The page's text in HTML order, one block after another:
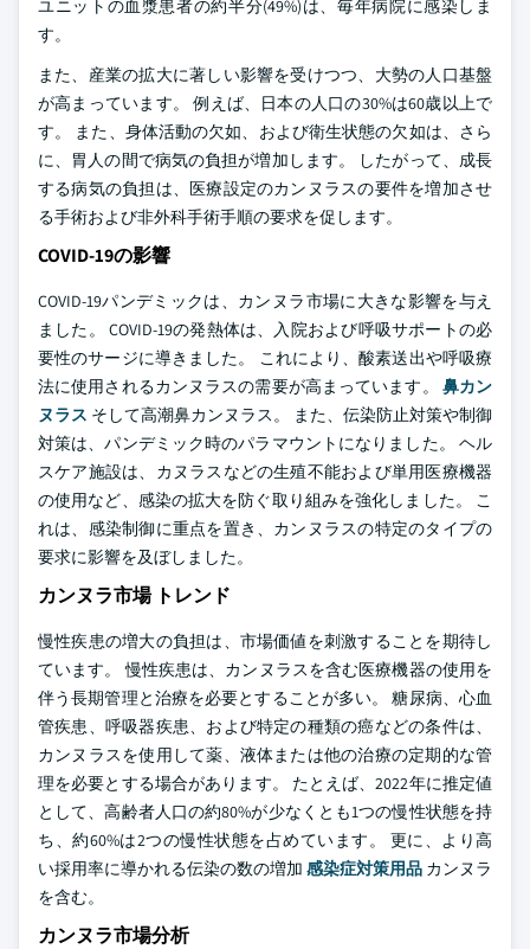
ユニットの血漿患者の約半分(49%)は、毎年病院に感染しま
す。
また、産業の拡大に著しい影響を受けつつ、大勢の人口基盤
が高まっています。 例えば、日本の人口の30%は60歳以上で
す。 また、身体活動の欠如、および衛生状態の欠如は、さら
に、胃人の間で病気の負担が増加します。 したがって、成長
する病気の負担は、医療設定のカンヌラスの要件を増加させ
る手術および非外科手術手順の要求を促します。
COVID-19の影響
COVID-19パンデミックは、カンヌラ市場に大きな影響を与え
ました。 COVID-19の発熱体は、入院および呼吸サポートの必
要性のサージに導きました。 これにより、酸素送出や呼吸療
法に使用されるカンヌラスの需要が高まっています。 鼻カン
ヌラス そして高潮鼻カンヌラス。 また、伝染防止対策や制御
対策は、パンデミック時のパラマウントになりました。 ヘル
スケア施設は、カヌラスなどの生殖不能および単用医療機器
の使用など、感染の拡大を防ぐ取り組みを強化しました。 こ
れは、感染制御に重点を置き、カンヌラスの特定のタイプの
要求に影響を及ぼしました。
カンヌラ市場 トレンド
慢性疾患の増大の負担は、市場価値を刺激することを期待し
ています。 慢性疾患は、カンヌラスを含む医療機器の使用を
伴う長期管理と治療を必要とすることが多い。 糖尿病、心血
管疾患、呼吸器疾患、および特定の種類の癌などの条件は、
カンヌラスを使用して薬、液体または他の治療の定期的な管
理を必要とする場合があります。 たとえば、2022年に推定値
として、高齢者人口の約80%が少なくとも1つの慢性状態を持
ち、約60%は2つの慢性状態を占めています。 更に、より高
い採用率に導かれる伝染の数の増加 感染症対策用品 カンヌラ
を含む。
カンヌラ市場分析